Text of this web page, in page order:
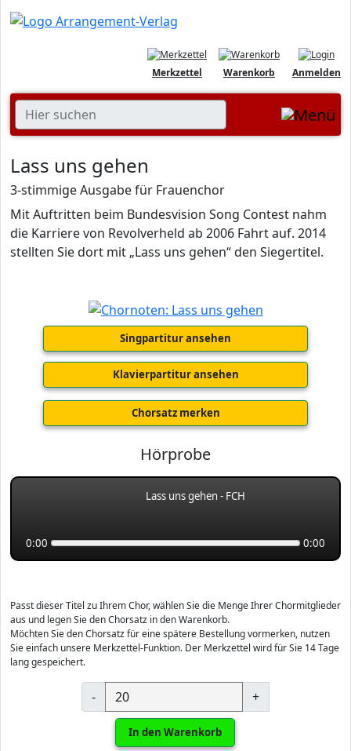
Anmelden
Warenkorb
Merkzettel
Lass uns gehen
3-stimmige Ausgabe für Frauenchor
Mit Auftritten beim Bundesvision Song Contest nahm
die Karriere von Revolverheld ab 2006 Fahrt auf. 2014
stellten Sie dort mit „Lass uns gehen“ den Siegertitel.
Singpartitur ansehen
Klavierpartitur ansehen
Chorsatz merken
Hörprobe
Lass uns gehen - FCH
0:00 0:00
Passt dieser Titel zu Ihrem Chor, wählen Sie die Menge Ihrer Chormitglieder
aus und legen Sie den Chorsatz in den Warenkorb.
Möchten Sie den Chorsatz für eine spätere Bestellung vormerken, nutzen
Sie einfach unsere Merkzettel-Funktion. Der Merkzettel wird für Sie 14 Tage
lang gespeichert.
- +
In den Warenkorb